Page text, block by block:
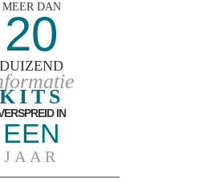
MEER DAN
20
DUIZEND
KITS
IN
EEN
JAAR